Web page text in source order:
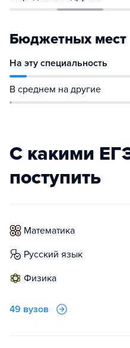
Бюджетных мест
На эту специальность
В среднем на другие
С какими
поступить
математика
русский язык
физика
49 вузов